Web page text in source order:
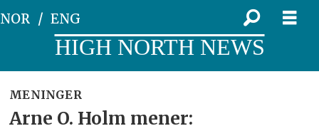
NOR ENG
HIGH NORTH NEWS
MENINGER
Arne O. Holm mener: